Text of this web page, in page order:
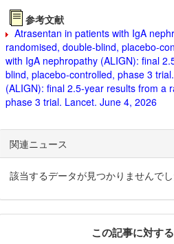
参考文献
Atrasentan in patients with IgA
randomised, double-blind, placebo-
with IgA nephropathy (ALIGN): final
blind, placebo-controlled, phase 3
(ALIGN): final 2.5-year results from a
phase 3 trial. Lancet. June 4, 2026
関連ニュース
該当するデータが見つかりませんでし
この記事に対す